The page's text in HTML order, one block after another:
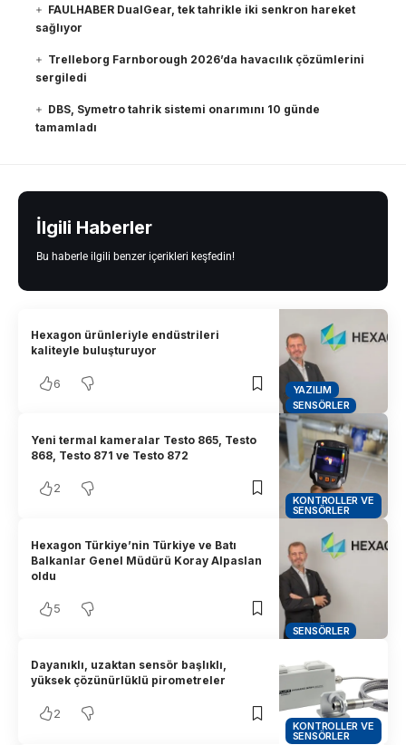
FAULHABER DualGear, tek tahrikle iki senkron hareket
sağlıyor
Trelleborg Farnborough 2026’da havacılık çözümlerini
sergiledi
DBS, Symetro tahrik sistemi onarımını 10 günde
tamamladı
İlgili Haberler
Bu haberle ilgili benzer içerikleri keşfedin!
YAZILIM
SENSÖRLER
Hexagon ürünleriyle endüstrileri
kaliteyle buluşturuyor
6
KONTROLLER VE
SENSÖRLER
Yeni termal kameralar Testo 865, Testo
868, Testo 871 ve Testo 872
2
SENSÖRLER
Hexagon Türkiye’nin Türkiye ve Batı
Balkanlar Genel Müdürü Koray Alpaslan
oldu
5
KONTROLLER VE
SENSÖRLER
Dayanıklı, uzaktan sensör başlıklı,
yüksek çözünürlüklü pirometreler
2